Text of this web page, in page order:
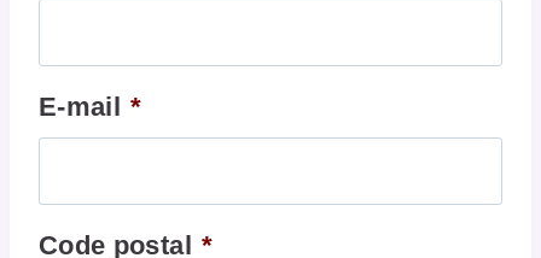
E-mail *
Code postal *